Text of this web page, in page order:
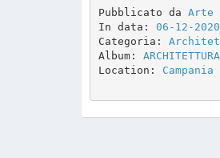
Pubblicato da Arte
In data: 06-12-2020
Categoria:
Album:
Location: Campania